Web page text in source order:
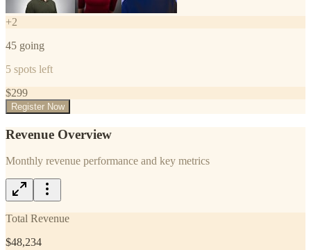
+2
45 going
5 spots left
$299
Register Now
Revenue Overview
Monthly revenue performance and key metrics
Total Revenue
$48,234